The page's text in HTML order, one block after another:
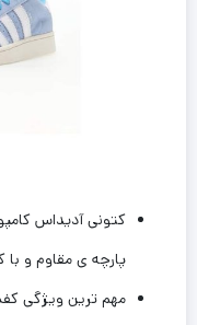
کتونى آدیداس
پارچه ی مقاوم و با
مهم ترین ویژگی